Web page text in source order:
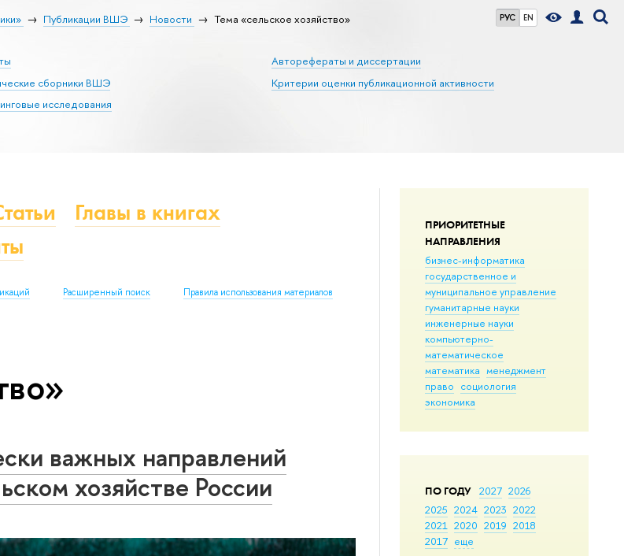
РУС EN
Публикации ВШЭ Новости Тема «сельское хозяйство»
сборники ВШЭ
исследования
Авторефераты и диссертации
Критерии оценки публикационной активности
ПРИОРИТЕТНЫЕ
НАПРАВЛЕНИЯ
бизнес-информатика
государственное и
муниципальное управление
гуманитарные науки
инженерные науки
компьютерно-
математическое
математика менеджмент
право социология
экономика
ПО ГОДУ 2027 2026
2025 2024 2023 2022
2021 2020 2019 2018
2017 еще
Главы в книгах
Расширенный поиск
Правила использования материалов
важных направлений
хозяйстве России